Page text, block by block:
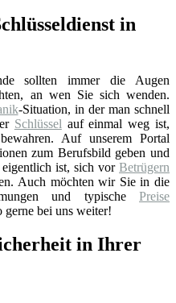
in
sollten immer die Augen
an wen Sie sich wenden.
-Situation, in der man schnell
Schlüssel auf einmal weg ist,
Auf unserem Portal
zum Berufsbild geben und
ist, sich vor Betrügern
Auch möchten wir Sie in die
und typische Preise
gerne bei uns weiter!
in Ihrer